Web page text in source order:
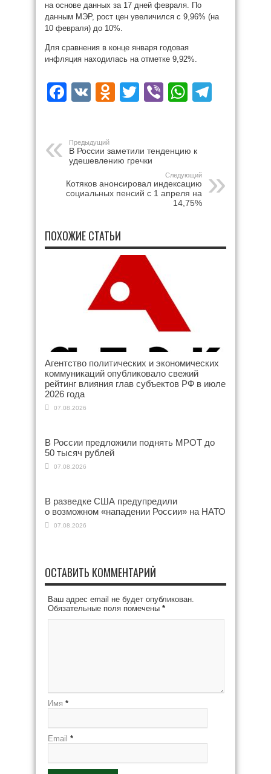
на основе данных за 17 дней февраля. По
данным МЭР, рост цен увеличился с 9,96% (на
10 февраля) до 10%.
Для сравнения в конце января годовая
инфляция находилась на отметке 9,92%.
Facebook
VK Odnoklassniki
Twitter
Viber
Предыдущий
В России заметили тенденцию к
удешевлению гречки
Следующий
Котяков анонсировал индексацию
социальных пенсий с 1 апреля на
14,75%
ПОХОЖИЕ СТАТЬИ
Агентство политических и экономических
коммуникаций опубликовало свежий
рейтинг влияния глав субъектов РФ в июле
2026 года
07.08.2026
В России предложили поднять МРОТ до
50 тысяч рублей
07.08.2026
В разведке США предупредили
о возможном «нападении России» на НАТО
07.08.2026
ОСТАВИТЬ КОММЕНТАРИЙ
Ваш адрес email не будет опубликован.
Обязательные поля помечены *
Имя *
Email *